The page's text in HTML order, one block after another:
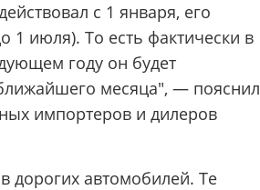
с 1 января, его
1 июля). То есть фактически в
году он будет
месяца", — пояснил
импортеров и дилеров
дорогих автомобилей. Те